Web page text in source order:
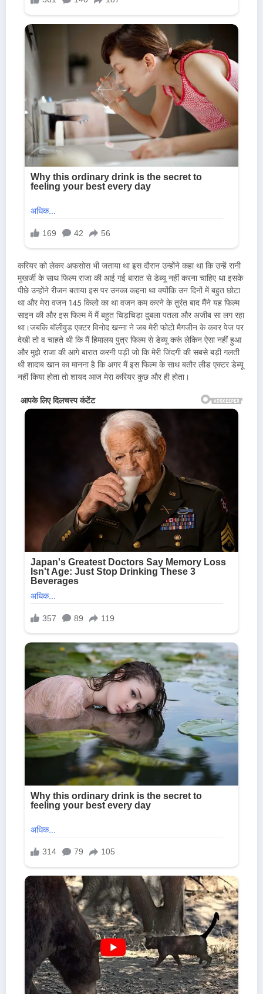
करियर को लेकर अफसोस भी जताया था इस दौरान उन्होंने कहा था कि उन्हें रानी
मुखर्जी के साथ फिल्म राजा की आई गई बारात से डेब्यू नहीं करना चाहिए था इसके
पीछे उन्होंने रीजन बताया इस पर उनका कहना था क्योंकि उन दिनों में बहुत छोटा
था और मेरा वजन 145 किलो का था वजन कम करने के तुरंत बाद मैंने यह फिल्म
साइन की और इस फिल्म में मैं बहुत चिड़चिड़ा दुबला पतला और अजीब सा लग रहा
था।जबकि बॉलीवुड एक्टर विनोद खन्ना ने जब मेरी फोटो मैगजीन के कवर पेज पर
देखी तो व चाहते थी कि मैं हिमालय पुत्र फिल्म से डेब्यू करूं लेकिन ऐसा नहीं हुआ
और मुझे राजा की आगे बारात करनी पड़ी जो कि मेरी जिंदगी की सबसे बड़ी गलती
थी शादाब खान का मानना है कि अगर मैं इस फिल्म के साथ बतौर लीड एक्टर डेब्यू
नहीं किया होता तो शायद आज मेरा करियर कुछ और ही होता।